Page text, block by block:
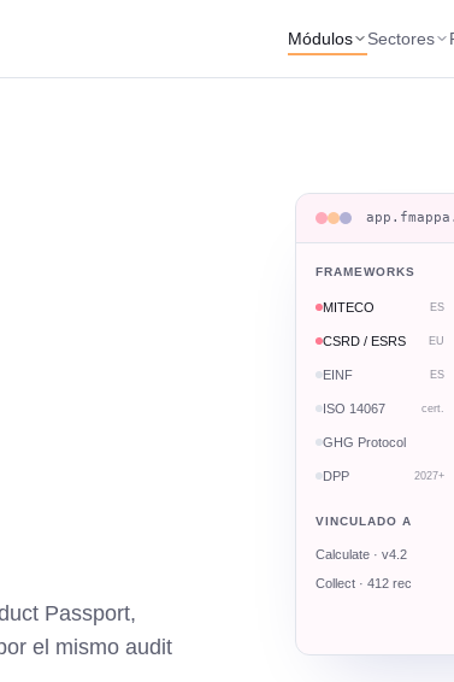
Módulos Sectores
Passport,
el mismo audit
FRAMEWORKS
MITECO ES
CSRD / ESRS EU
EINF ES
ISO 14067 cert.
GHG Protocol
DPP 2027+
VINCULADO A
Calculate · v4.2
Collect · 412 rec